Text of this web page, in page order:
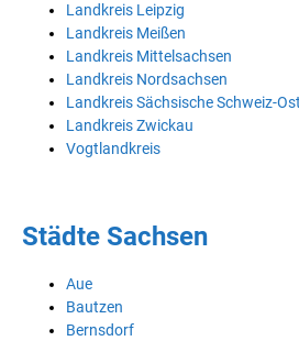
Landkreis Leipzig
Landkreis Meißen
Landkreis Mittelsachsen
Landkreis Nordsachsen
Landkreis Sächsische Schweiz-
Landkreis Zwickau
Vogtlandkreis
Städte Sachsen
Aue
Bautzen
Bernsdorf